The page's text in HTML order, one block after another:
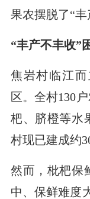
果农摆脱了“丰
“丰产不丰收”
焦岩村临江
区。全村130
杷、脐橙等水
村现已建成约
然而，枇杷保
中、保鲜难度